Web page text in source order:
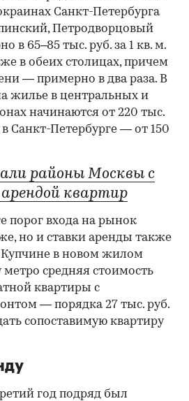
Санкт-Петербурга
Петродворцовый
в 65–85 тыс. руб. за 1 кв. м.
в обеих столицах, причем
— примерно в два раза. В
жилье в центральных и
начинаются от 220 тыс.
в Санкт-Петербурге — от 150
районы Москвы с
квартир
порог входа на рынок
но и ставки аренды также
в новом жилом
средняя стоимость
квартиры с
— порядка 27 тыс. руб.
сопоставимую квартиру
год подряд был